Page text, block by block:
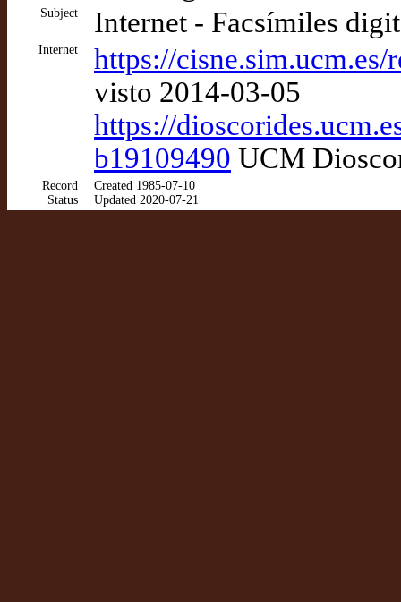
Subject Internet - Facsímiles
Internet
https://
visto 2014-03-05
https://
b19109490 UCM
Record
Status
Created 1985-07-10
Updated 2020-07-21